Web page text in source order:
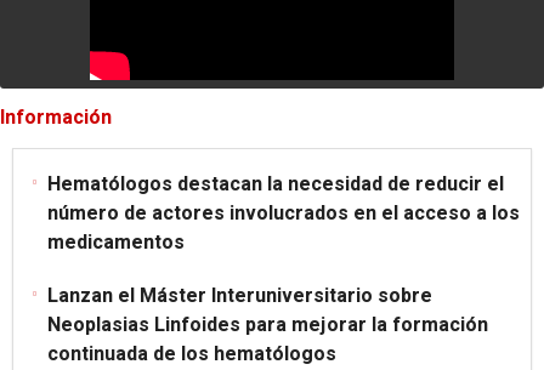
Información
Hematólogos destacan la necesidad de reducir el
número de actores involucrados en el acceso a los
medicamentos
Lanzan el Máster Interuniversitario sobre
Neoplasias Linfoides para mejorar la formación
continuada de los hematólogos